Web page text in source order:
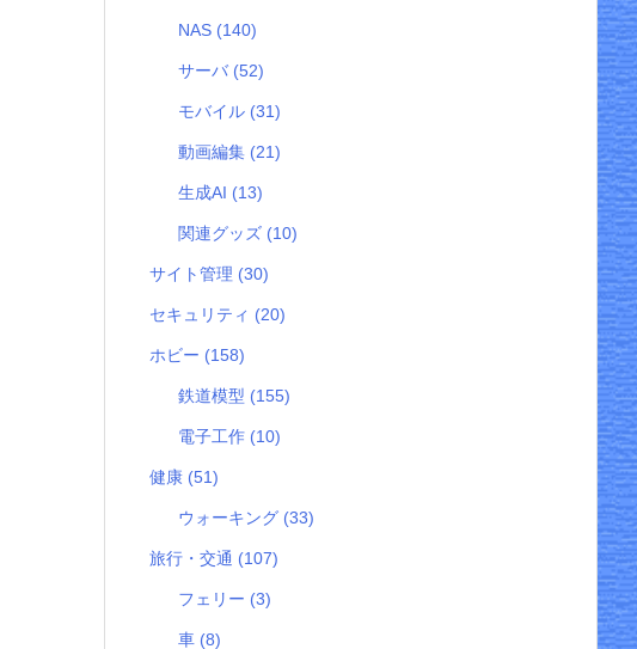
NAS (140)
サーバ (52)
モバイル (31)
動画編集 (21)
生成AI (13)
関連グッズ (10)
サイト管理 (30)
セキュリティ (20)
ホビー (158)
鉄道模型 (155)
電子工作 (10)
健康 (51)
ウォーキング (33)
旅行・交通 (107)
フェリー (3)
車 (8)